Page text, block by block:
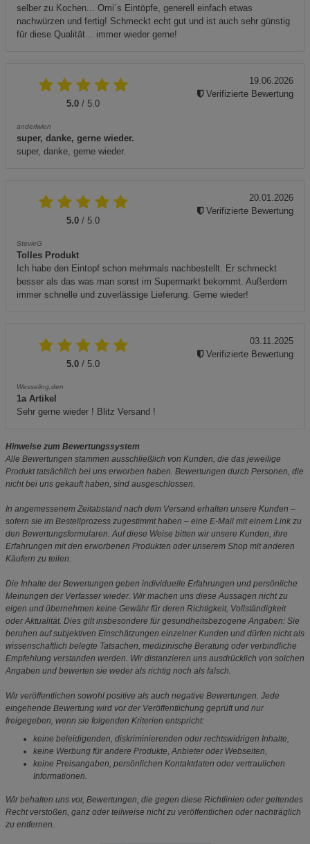
selber zu Kochen... Omi´s Eintöpfe, generell einfach etwas
nachwürzen und fertig! Schmeckt echt gut und ist auch sehr günstig
für diese Qualität... immer wieder gerne!
5.0 / 5.0
anderlwien
super, danke, gerne wieder.
super, danke, gerne wieder.
19.06.2026
Verifizierte Bewertung
5.0 / 5.0
StevieG
Tolles Produkt
Ich habe den Eintopf schon mehrmals nachbestellt. Er schmeckt
besser als das was man sonst im Supermarkt bekommt. Außerdem
immer schnelle und zuverlässige Lieferung. Gerne wieder!
20.01.2026
Verifizierte Bewertung
5.0 / 5.0
Wesseling,den
1a Artikel
Sehr gerne wieder ! Blitz Versand !
03.11.2025
Verifizierte Bewertung
Hinweise zum Bewertungssystem
Alle Bewertungen stammen ausschließlich von Kunden, die das jeweilige
Produkt tatsächlich bei uns erworben haben. Bewertungen durch Personen, die
nicht bei uns gekauft haben, sind ausgeschlossen.
In angemessenem Zeitabstand nach dem Versand erhalten unsere Kunden –
sofern sie im Bestellprozess zugestimmt haben – eine E-Mail mit einem Link zu
den Bewertungsformularen. Auf diese Weise bitten wir unsere Kunden, ihre
Erfahrungen mit den erworbenen Produkten oder unserem Shop mit anderen
Käufern zu teilen.
Die Inhalte der Bewertungen geben individuelle Erfahrungen und persönliche
Meinungen der Verfasser wieder. Wir machen uns diese Aussagen nicht zu
eigen und übernehmen keine Gewähr für deren Richtigkeit, Vollständigkeit
oder Aktualität. Dies gilt insbesondere für gesundheitsbezogene Angaben: Sie
beruhen auf subjektiven Einschätzungen einzelner Kunden und dürfen nicht als
wissenschaftlich belegte Tatsachen, medizinische Beratung oder verbindliche
Empfehlung verstanden werden. Wir distanzieren uns ausdrücklich von solchen
Angaben und bewerten sie weder als richtig noch als falsch.
Wir veröffentlichen sowohl positive als auch negative Bewertungen. Jede
eingehende Bewertung wird vor der Veröffentlichung geprüft und nur
freigegeben, wenn sie folgenden Kriterien entspricht:
keine beleidigenden, diskriminierenden oder rechtswidrigen Inhalte,
keine Werbung für andere Produkte, Anbieter oder Webseiten,
keine Preisangaben, persönlichen Kontaktdaten oder vertraulichen
Informationen.
Wir behalten uns vor, Bewertungen, die gegen diese Richtlinien oder geltendes
Recht verstoßen, ganz oder teilweise nicht zu veröffentlichen oder nachträglich
zu entfernen.